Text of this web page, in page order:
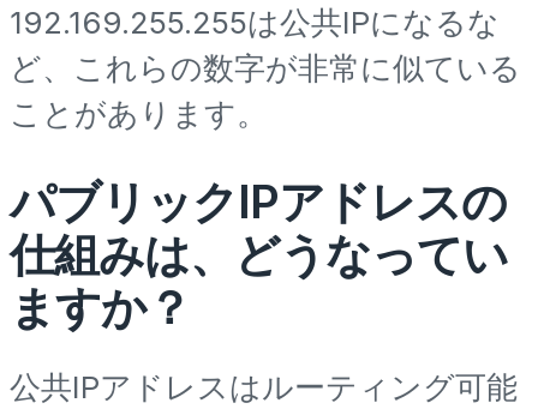
192.169.255.255は公共IPになるな
ど、これらの数字が非常に似ている
ことがあります。
パブリックIPアドレスの
仕組みは、どうなってい
ますか？
公共IPアドレスはルーティング可能